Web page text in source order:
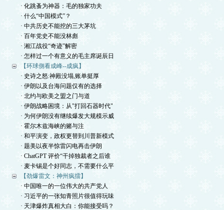
· 化跳蚤为神器：毛的独家功夫
· 什么“中国模式”？
· 中共历史不能挖的三大茅坑
· 百年党史不能没林彪
· 湘江战役“奇迹”解密
· 怎样过一个有意义的毛主席诞辰日
【环球側看成峰--成疯】
· 史诗之怒:神殿没塌,账单挺厚
· 伊朗以及台海问题仅有的选择
· 北约与欧美之盟之门与道
· 伊朗战略困境：从"打回石器时代"
· 为何伊朗没有继续爆发大规模示威
· 霍尔木兹海峡的赌与注
· 和平演变，政权更替到川普新模式
· 题美以夜半惊雷闪电再击伊朗
· ChatGPT 评价“干掉独裁者之后谁
· 麦卡锡是个好同志，不需要什么平
【劲爆雷文：神州疯擂】
· 中国唯一的一位伟大的共产党人
· 习近平的一张知青照片很值得玩味
· 天津爆炸真相大白：你能接受吗？